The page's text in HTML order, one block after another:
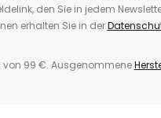
den Sie in jedem
erhalten Sie in der
von 99 €. Ausgenommene